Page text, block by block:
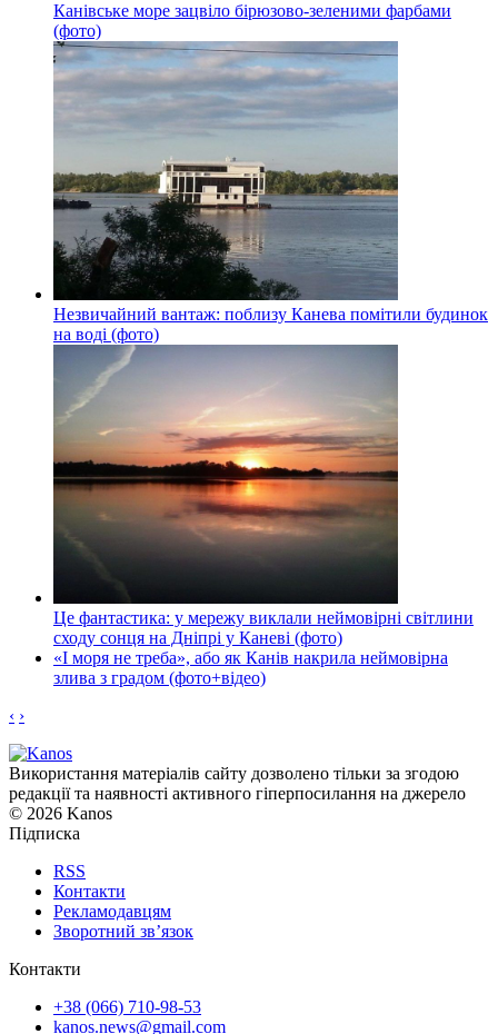
Канівське море зацвіло бірюзово-зеленими фарбами
(фото)
Незвичайний вантаж: поблизу Канева помітили будинок
на воді (фото)
Це фантастика: у мережу виклали неймовірні світлини
сходу сонця на Дніпрі у Каневі (фото)
«І моря не треба», або як Канів накрила неймовірна
злива з градом (фото+відео)
‹ ›
Використання матеріалів сайту дозволено тільки за згодою
редакції та наявності активного гіперпосилання на джерело
© 2026 Kanos
Підписка
RSS
Контакти
Рекламодавцям
Зворотний зв’язок
Контакти
+38 (066) 710-98-53
kanos.news@gmail.com